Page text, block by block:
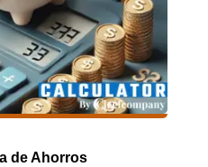
de Ahorros